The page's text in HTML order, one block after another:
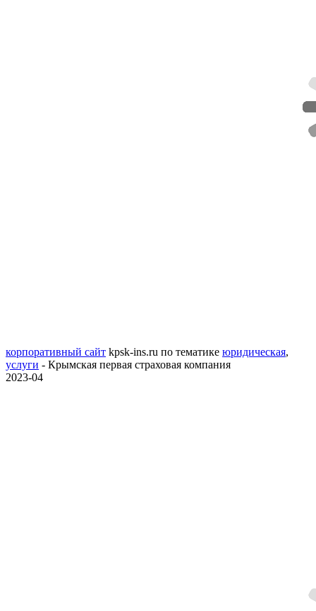
корпоративный сайт kpsk-ins.ru по тематике юридическая,
услуги - Крымская первая страховая компания
2023-04